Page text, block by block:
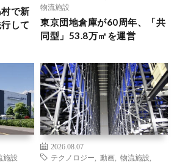
で新
して
物流施設
東京団地倉庫が60周年、「共
同型」53.8万㎡を運営
施設
2026.08.07
テクノロジー
動画 物流施設